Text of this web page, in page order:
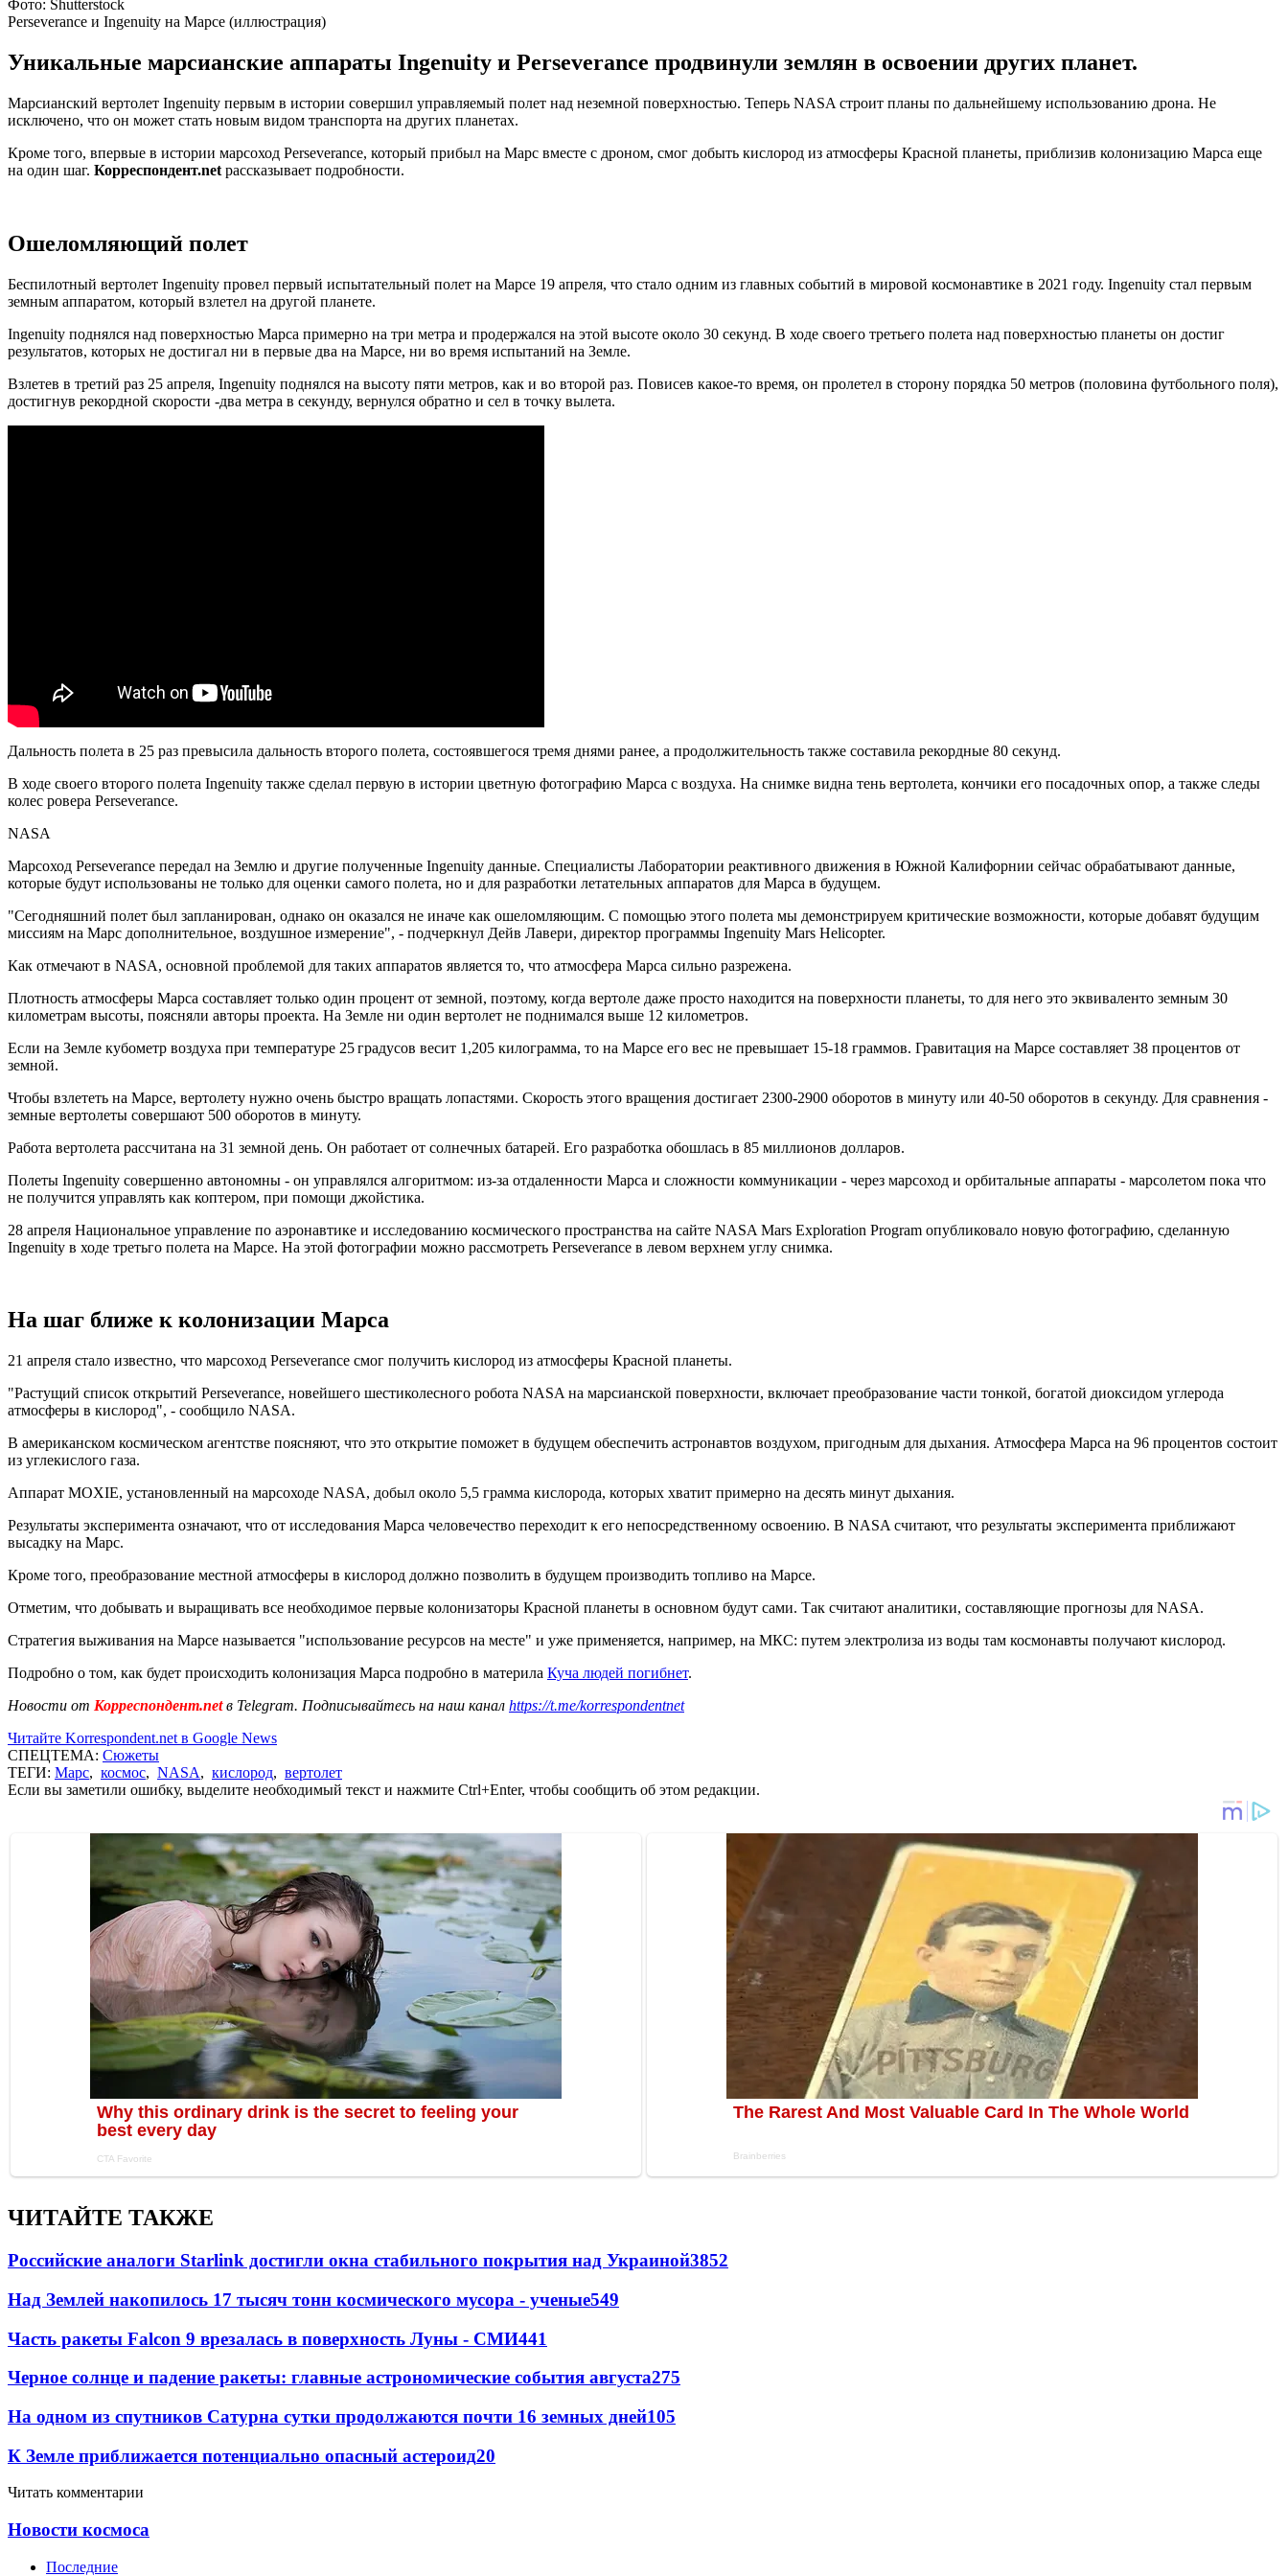
Фото: Shutterstock
Perseverance и Ingenuity на Марсе (иллюстрация)
Уникальные марсианские аппараты Ingenuity и Perseverance продвинули землян в освоении других планет.
Марсианский вертолет Ingenuity первым в истории совершил управляемый полет над неземной поверхностью. Теперь NASA строит планы по дальнейшему использованию дрона. Не
исключено, что он может стать новым видом транспорта на других планетах.
Кроме того, впервые в истории марсоход Perseverance, который прибыл на Марс вместе с дроном, смог добыть кислород из атмосферы Красной планеты, приблизив колонизацию Марса еще
на один шаг. Корреспондент.net рассказывает подробности.
Ошеломляющий полет
Беспилотный вертолет Ingenuity провел первый испытательный полет на Марсе 19 апреля, что стало одним из главных событий в мировой космонавтике в 2021 году. Ingenuity стал первым
земным аппаратом, который взлетел на другой планете.
Ingenuity поднялся над поверхностью Марса примерно на три метра и продержался на этой высоте около 30 секунд. В ходе своего третьего полета над поверхностью планеты он достиг
результатов, которых не достигал ни в первые два на Марсе, ни во время испытаний на Земле.
Взлетев в третий раз 25 апреля, Ingenuity поднялся на высоту пяти метров, как и во второй раз. Повисев какое-то время, он пролетел в сторону порядка 50 метров (половина футбольного поля),
достигнув рекордной скорости -два метра в секунду, вернулся обратно и сел в точку вылета.
Дальность полета в 25 раз превысила дальность второго полета, состоявшегося тремя днями ранее, а продолжительность также составила рекордные 80 секунд.
В ходе своего второго полета Ingenuity также сделал первую в истории цветную фотографию Марса с воздуха. На снимке видна тень вертолета, кончики его посадочных опор, а также следы
колес ровера Perseverance.
NASA
Марсоход Perseverance передал на Землю и другие полученные Ingenuity данные. Специалисты Лаборатории реактивного движения в Южной Калифорнии сейчас обрабатывают данные,
которые будут использованы не только для оценки самого полета, но и для разработки летательных аппаратов для Марса в будущем.
"Сегодняшний полет был запланирован, однако он оказался не иначе как ошеломляющим. С помощью этого полета мы демонстрируем критические возможности, которые добавят будущим
миссиям на Марс дополнительное, воздушное измерение", - подчеркнул Дейв Лавери, директор программы Ingenuity Mars Helicopter.
Как отмечают в NASA, основной проблемой для таких аппаратов является то, что атмосфера Марса сильно разрежена.
Плотность атмосферы Марса составляет только один процент от земной, поэтому, когда вертоле даже просто находится на поверхности планеты, то для него это эквиваленто земным 30
километрам высоты, поясняли авторы проекта. На Земле ни один вертолет не поднимался выше 12 километров.
Если на Земле кубометр воздуха при температуре 25 градусов весит 1,205 килограмма, то на Марсе его вес не превышает 15-18 граммов. Гравитация на Марсе составляет 38 процентов от
земной.
Чтобы взлететь на Марсе, вертолету нужно очень быстро вращать лопастями. Скорость этого вращения достигает 2300-2900 оборотов в минуту или 40-50 оборотов в секунду. Для сравнения -
земные вертолеты совершают 500 оборотов в минуту.
Работа вертолета рассчитана на 31 земной день. Он работает от солнечных батарей. Его разработка обошлась в 85 миллионов долларов.
Полеты Ingenuity совершенно автономны - он управлялся алгоритмом: из-за отдаленности Марса и сложности коммуникации - через марсоход и орбитальные аппараты - марсолетом пока что
не получится управлять как коптером, при помощи джойстика.
28 апреля Национальное управление по аэронавтике и исследованию космического пространства на сайте NASA Mars Exploration Program опубликовало новую фотографию, сделанную
Ingenuity в ходе третьго полета на Марсе. На этой фотографии можно рассмотреть Perseverance в левом верхнем углу снимка.
На шаг ближе к колонизации Марса
21 апреля стало известно, что марсоход Perseverance смог получить кислород из атмосферы Красной планеты.
"Растущий список открытий Perseverance, новейшего шестиколесного робота NASA на марсианской поверхности, включает преобразование части тонкой, богатой диоксидом углерода
атмосферы в кислород", - сообщило NASA.
В американском космическом агентстве поясняют, что это открытие поможет в будущем обеспечить астронавтов воздухом, пригодным для дыхания. Атмосфера Марса на 96 процентов состоит
из углекислого газа.
Аппарат MOXIE, установленный на марсоходе NASA, добыл около 5,5 грамма кислорода, которых хватит примерно на десять минут дыхания.
Результаты эксперимента означают, что от исследования Марса человечество переходит к его непосредственному освоению. В NASA считают, что результаты эксперимента приближают
высадку на Марс.
Кроме того, преобразование местной атмосферы в кислород должно позволить в будущем производить топливо на Марсе.
Отметим, что добывать и выращивать все необходимое первые колонизаторы Красной планеты в основном будут сами. Так считают аналитики, составляющие прогнозы для NASA.
Стратегия выживания на Марсе называется "использование ресурсов на месте" и уже применяется, например, на МКС: путем электролиза из воды там космонавты получают кислород.
Подробно о том, как будет происходить колонизация Марса подробно в материла Куча людей погибнет.
Новости от Корреспондент.netв Telegram. Подписывайтесь на наш канал https://t.me/korrespondentnet
Читайте Korrespondent.net в Google News
СПЕЦТЕМА: Сюжеты
ТЕГИ: Марс, космос, NASA, кислород, вертолет
Если вы заметили ошибку, выделите необходимый текст и нажмите Ctrl+Enter, чтобы сообщить об этом редакции.
ЧИТАЙТЕ ТАКЖЕ
Российские аналоги Starlink достигли окна стабильного покрытия над Украиной3852
Над Землей накопилось 17 тысяч тонн космического мусора - ученые549
Часть ракеты Falcon 9 врезалась в поверхность Луны - СМИ441
Черное солнце и падение ракеты: главные астрономические события августа275
На одном из спутников Сатурна сутки продолжаются почти 16 земных дней105
К Земле приближается потенциально опасный астероид20
Читать комментарии
Новости космоса
Последние